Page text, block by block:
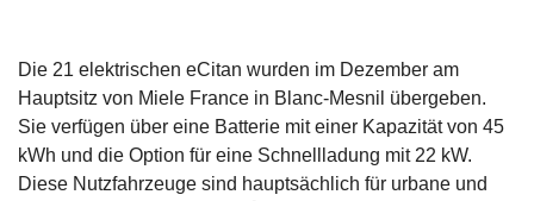
Die 21 elektrischen eCitan wurden im Dezember am
Hauptsitz von Miele France in Blanc-Mesnil übergeben.
Sie verfügen über eine Batterie mit einer Kapazität von 45
kWh und die Option für eine Schnellladung mit 22 kW.
Diese Nutzfahrzeuge sind hauptsächlich für urbane und